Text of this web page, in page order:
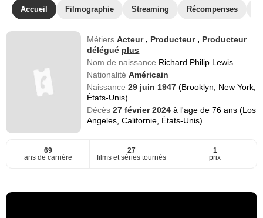
Accueil Filmographie Streaming Récompenses
MétiersActeur , Producteur , Producteur
délégué plus
Nom de naissance Richard Philip Lewis
NationalitéAméricain
Naissance29 juin 1947(Brooklyn, New York,
États-Unis)
Décès27 février 2024à l'age de 76 ans (Los
Angeles, Californie, États-Unis)
69
ans de carrière
27
films et séries tournés
1
prix